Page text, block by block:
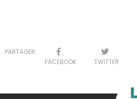
PARTAGER:
FACEBOOK
TWITTER